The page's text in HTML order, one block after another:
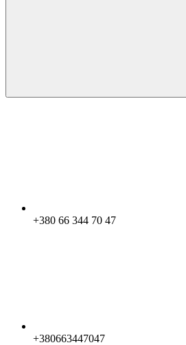
+380 66 344 70 47
+380663447047